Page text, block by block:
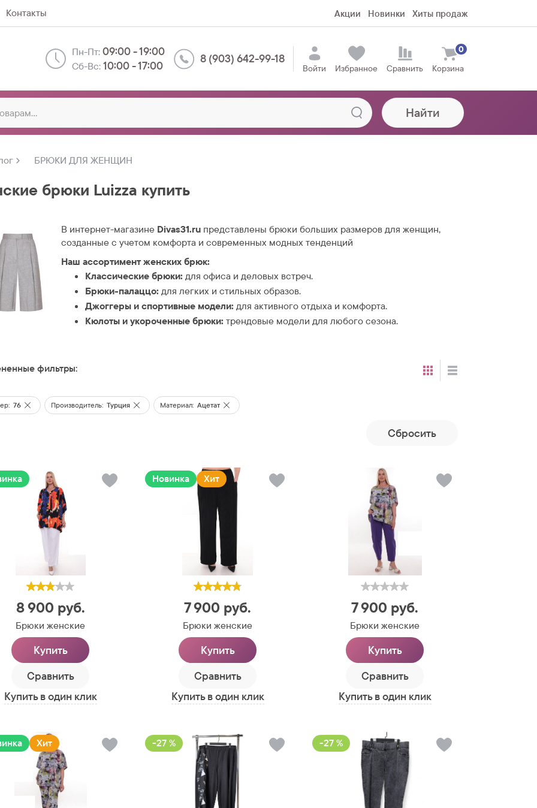
Контакты Акции Новинки Хиты продаж
Пн-Пт:09:00 - 19:00
Сб-Вс:10:00 - 17:00
8 (903) 642-99-18
Войти Избранное Сравнить Корзина
0
Найти
БРЮКИ ДЛЯ ЖЕНЩИН
брюки Luizza купить
В интернет-магазине Divas31.ruпредставлены брюки больших размеров для женщин,
созданные с учетом комфорта и современных модных тенденций
Наш ассортимент женских брюк:
Классические брюки: для офиса и деловых встреч.
Брюки-палаццо: для легких и стильных образов.
Джоггеры и спортивные модели: для активного отдыха и комфорта.
Кюлоты и укороченные брюки: трендовые модели для любого сезона.
фильтры:
76 Производитель: Турция Материал: Ацетат
Cбросить
8 900 руб.
Брюки женские
Купить
Сравнить
Купить в один клик
Новинка Хит
7 900 руб.
Брюки женские
Купить
Сравнить
Купить в один клик
7 900 руб.
Брюки женские
Купить
Сравнить
Купить в один клик
Хит -27 % -27 %